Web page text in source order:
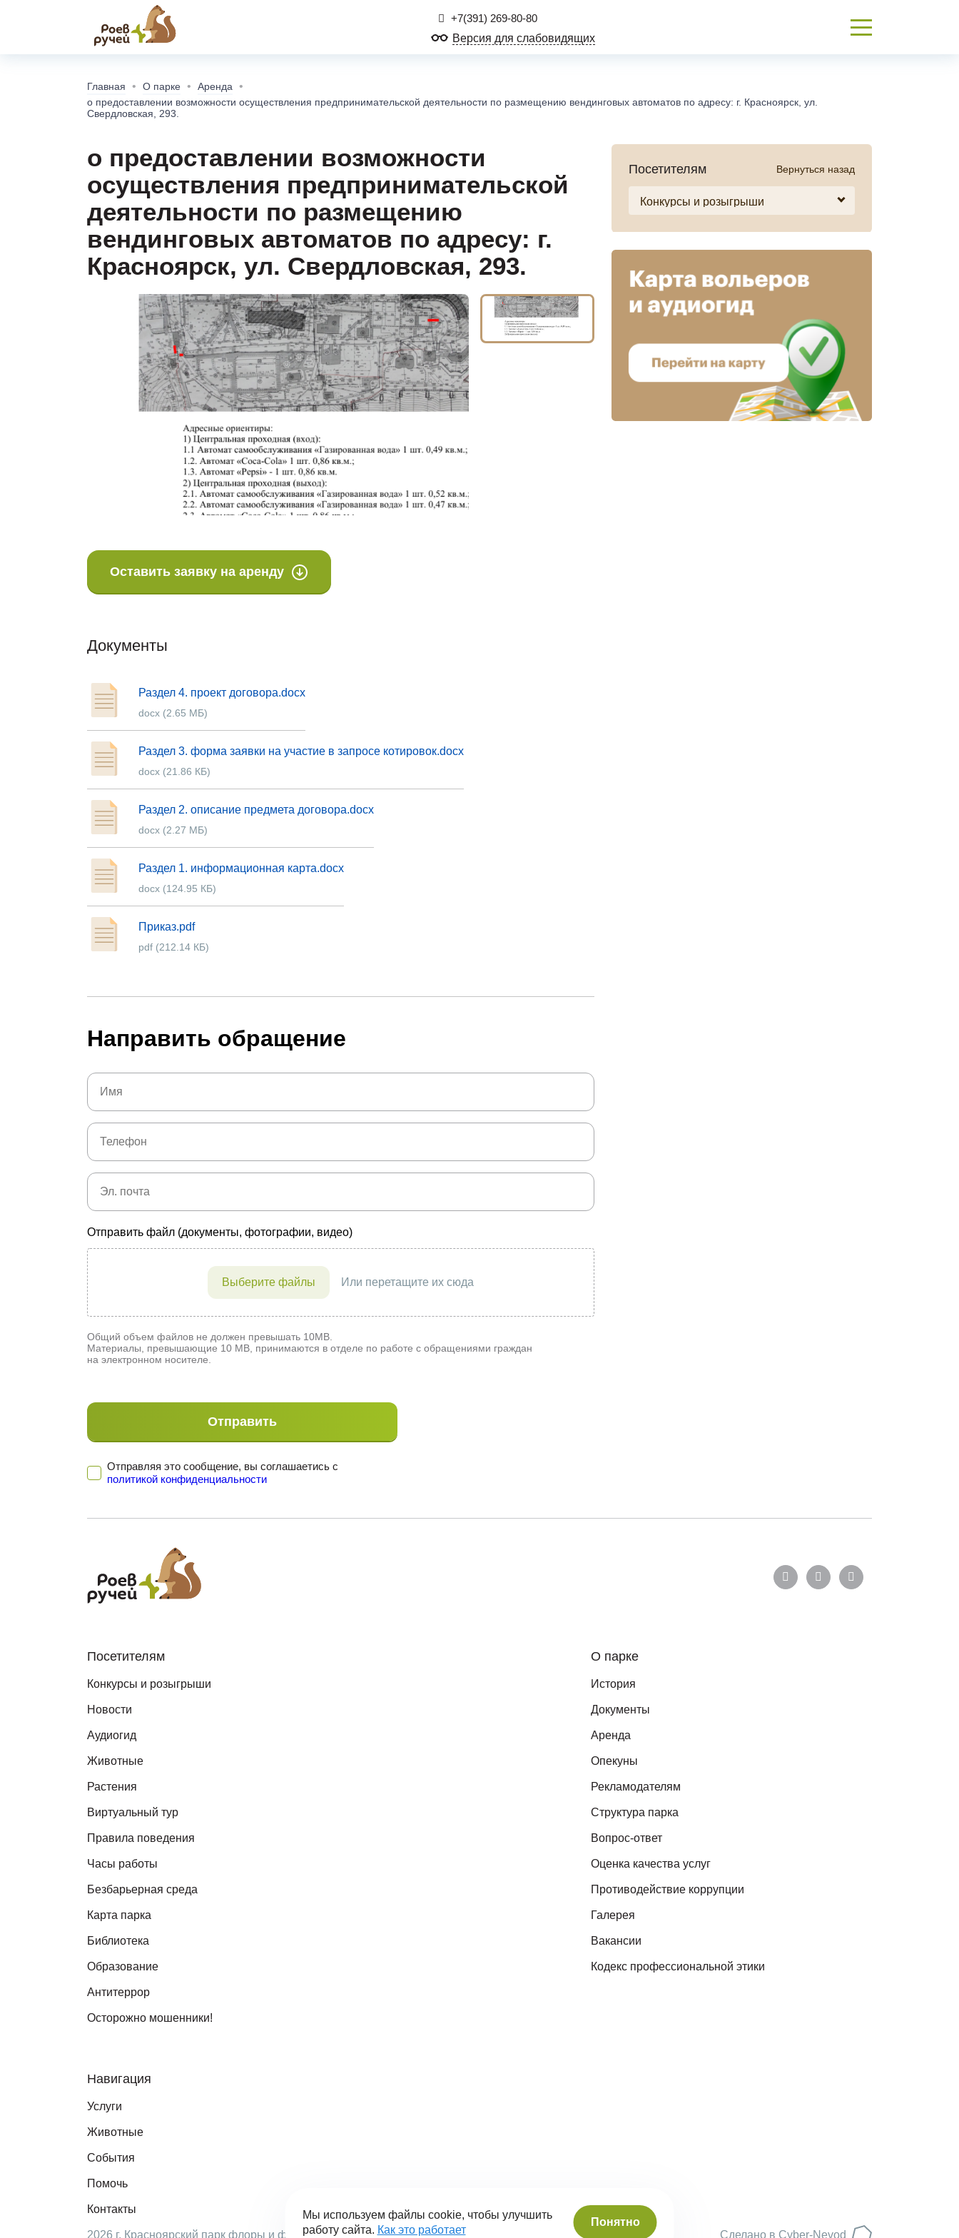
+7(391) 269-80-80
Версия для слабовидящих
Главная О парке
Аренда
о предоставлении возможности осуществления предпринимательской деятельности по размещению вендинговых автоматов по адресу: г. Красноярск, ул.
Свердловская, 293.
о предоставлении возможности
осуществления предпринимательской
деятельности по размещению
вендинговых автоматов по адресу: г.
Красноярск, ул. Свердловская, 293.
Оставить заявку на аренду
Документы
Раздел 4. проект договора.docx
docx (2.65 МБ)
Раздел 3. форма заявки на участие в запросе котировок.docx
docx (21.86 КБ)
Раздел 2. описание предмета договора.docx
docx (2.27 МБ)
Раздел 1. информационная карта.docx
docx (124.95 КБ)
Приказ.pdf
pdf (212.14 КБ)
Направить обращение
Отправить файл (документы, фотографии, видео)
Выберите файлы Или перетащите их сюда
Общий объем файлов не должен превышать 10MB.
Материалы, превышающие 10 МB, принимаются в отделе по работе с обращениями граждан
на электронном носителе.
Отправляя это сообщение, вы соглашаетись с
политикой конфиденциальности
Посетителям Вернуться назад
Мы используем файлы cookie, чтобы улучшить
работу сайта. Как это работает
Понятно
Посетителям
Конкурсы и розыгрыши
Новости
Аудиогид
Животные
Растения
Виртуальный тур
Правила поведения
Часы работы
Безбарьерная среда
Карта парка
Библиотека
Образование
Антитеррор
Осторожно мошенники!
О парке
История
Документы
Аренда
Опекуны
Рекламодателям
Структура парка
Вопрос-ответ
Оценка качества услуг
Противодействие коррупции
Галерея
Вакансии
Кодекс профессиональной этики
Навигация
Услуги
Животные
События
Помочь
Контакты
2026 г. Красноярский парк флоры и фауны «Роев ручей» Политика обработки персональных данных Сделано в Сyber-Nevod